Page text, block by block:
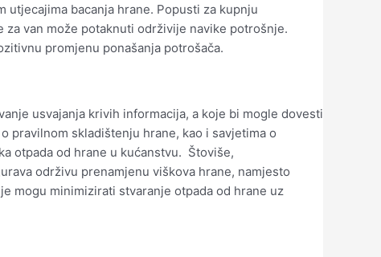
bacanja hrane. Popusti za kupnju
van može potaknuti održivije navike potrošnje.
promjenu ponašanja potrošača.
usvajanja krivih informacija, a koje bi mogle dovesti
pravilnom skladištenju hrane, kao i savjetima o
otpada od hrane u kućanstvu. Štoviše,
održivu prenamjenu viškova hrane, namjesto
mogu minimizirati stvaranje otpada od hrane uz